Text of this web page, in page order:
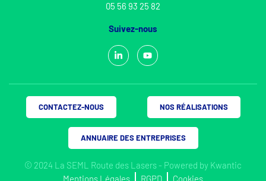
05 56 93 25 82
Suivez-nous
© 2024 La SEML Route des Lasers - Powered by Kwantic
Mentions Légales
RGPD Cookies
CONTACTEZ-NOUS NOS RÉALISATIONS
ANNUAIRE DES ENTREPRISES